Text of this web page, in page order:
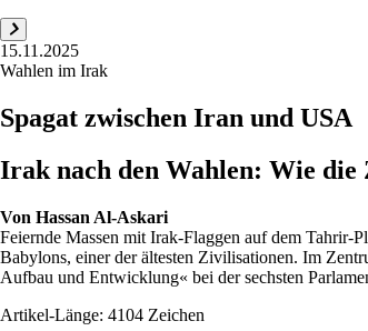
15.11.2025
Wahlen im Irak
Spagat zwischen Iran und USA
Irak nach den Wahlen: Wie die
Von Hassan Al-Askari
Feiernde Massen mit Irak-Flaggen auf dem Tahrir-
Babylons, einer der ältesten Zivilisationen. Im
Aufbau und Entwicklung« bei der sechsten
Artikel-Länge: 4104 Zeichen